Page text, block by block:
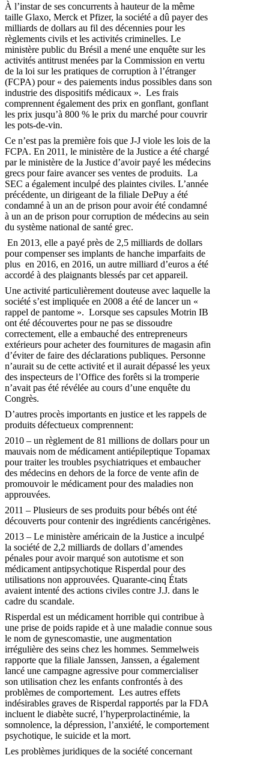
À l’instar de ses concurrents à hauteur de la même
taille Glaxo, Merck et Pfizer, la société a dû payer des
milliards de dollars au fil des décennies pour les
règlements civils et les activités criminelles. Le
ministère public du Brésil a mené une enquête sur les
activités antitrust menées par la Commission en vertu
de la loi sur les pratiques de corruption à l’étranger
(FCPA) pour « des paiements indus possibles dans son
industrie des dispositifs médicaux ». Les frais
comprennent également des prix en gonflant, gonflant
les prix jusqu’à 800 % le prix du marché pour couvrir
les pots-de-vin.
Ce n’est pas la première fois que J-J viole les lois de la
FCPA. En 2011, le ministère de la Justice a été chargé
par le ministère de la Justice d’avoir payé les médecins
grecs pour faire avancer ses ventes de produits. La
SEC a également inculpé des plaintes civiles. L’année
précédente, un dirigeant de la filiale DePuy a été
condamné à un an de prison pour avoir été condamné
à un an de prison pour corruption de médecins au sein
du système national de santé grec.
En 2013, elle a payé près de 2,5 milliards de dollars
pour compenser ses implants de hanche imparfaits de
plus en 2016, en 2016, un autre milliard d’euros a été
accordé à des plaignants blessés par cet appareil.
Une activité particulièrement douteuse avec laquelle la
société s’est impliquée en 2008 a été de lancer un «
rappel de pantome ». Lorsque ses capsules Motrin IB
ont été découvertes pour ne pas se dissoudre
correctement, elle a embauché des entrepreneurs
extérieurs pour acheter des fournitures de magasin afin
d’éviter de faire des déclarations publiques. Personne
n’aurait su de cette activité et il aurait dépassé les yeux
des inspecteurs de l’Office des forêts si la tromperie
n’avait pas été révélée au cours d’une enquête du
Congrès.
D’autres procès importants en justice et les rappels de
produits défectueux comprennent:
2010 – un règlement de 81 millions de dollars pour un
mauvais nom de médicament antiépileptique Topamax
pour traiter les troubles psychiatriques et embaucher
des médecins en dehors de la force de vente afin de
promouvoir le médicament pour des maladies non
approuvées.
2011 – Plusieurs de ses produits pour bébés ont été
découverts pour contenir des ingrédients cancérigènes.
2013 – Le ministère américain de la Justice a inculpé
la société de 2,2 milliards de dollars d’amendes
pénales pour avoir marqué son autotisme et son
médicament antipsychotique Risperdal pour des
utilisations non approuvées. Quarante-cinq États
avaient intenté des actions civiles contre J.J. dans le
cadre du scandale.
Risperdal est un médicament horrible qui contribue à
une prise de poids rapide et à une maladie connue sous
le nom de gynescomastie, une augmentation
irrégulière des seins chez les hommes. Semmelweis
rapporte que la filiale Janssen, Janssen, a également
lancé une campagne agressive pour commercialiser
son utilisation chez les enfants confrontés à des
problèmes de comportement. Les autres effets
indésirables graves de Risperdal rapportés par la FDA
incluent le diabète sucré, l’hyperprolactinémie, la
somnolence, la dépression, l’anxiété, le comportement
psychotique, le suicide et la mort.
Les problèmes juridiques de la société concernant